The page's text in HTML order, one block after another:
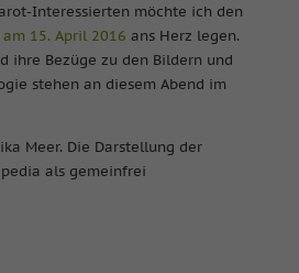
Interessierten möchte ich den
15. April 2016 ans Herz legen.
ihre Bezüge zu den Bildern und
stehen an diesem Abend im
Meer. Die Darstellung der
als gemeinfrei